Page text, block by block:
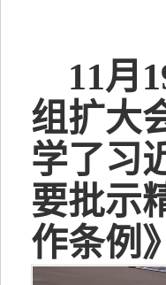
11月
组扩大
学了习
要批示
作条例